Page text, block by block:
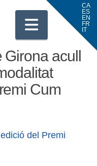
acull
Cum